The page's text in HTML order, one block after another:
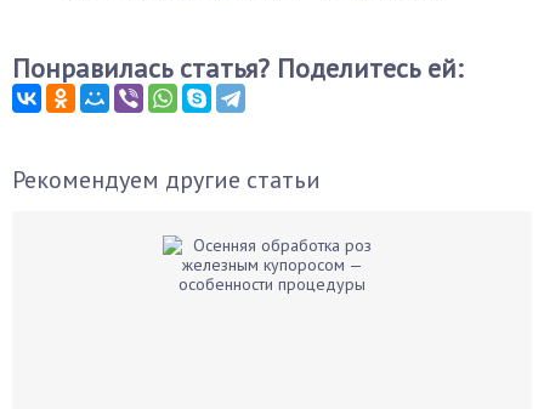
Понравилась статья? Поделитесь ей:
Рекомендуем другие статьи